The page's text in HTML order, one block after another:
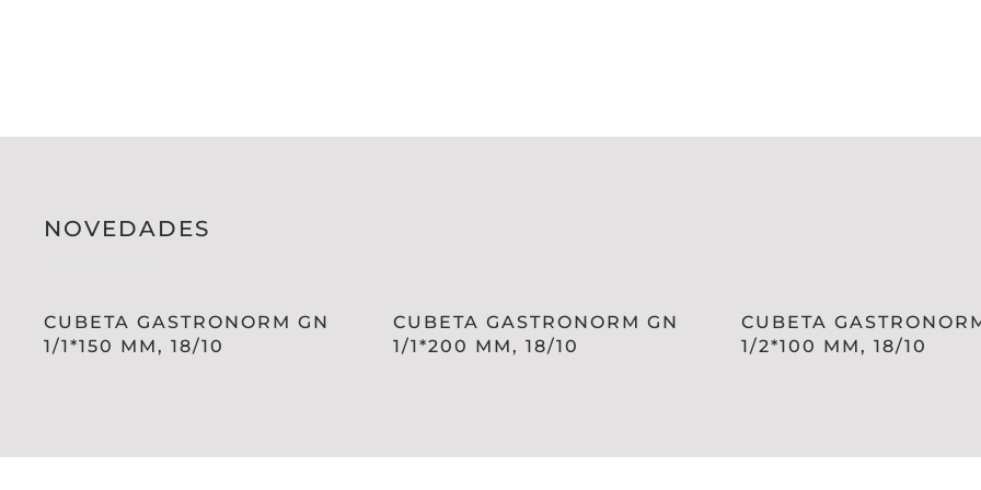
NOVEDADES
CUBETA GASTRONORM GN
1/1*150 MM, 18/10
CUBETA GASTRONORM GN
1/1*200 MM, 18/10
CUBETA
1/2*100 MM, 18/10